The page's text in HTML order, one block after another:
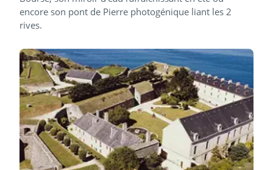
encore son pont de Pierre photogénique liant les 2
rives.